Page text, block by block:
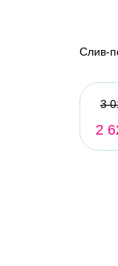
Слив-
3
2